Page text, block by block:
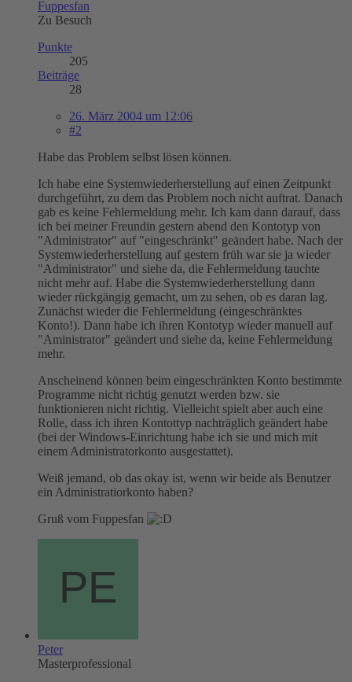
Fuppesfan
Zu Besuch
Punkte
205
Beiträge
28
26. März 2004 um 12:06
#2
Habe das Problem selbst lösen können.
Ich habe eine Systemwiederherstellung auf einen Zeitpunkt
durchgeführt, zu dem das Problem noch nicht auftrat. Danach
gab es keine Fehlermeldung mehr. Ich kam dann darauf, dass
ich bei meiner Freundin gestern abend den Kontotyp von
"Administrator" auf "eingeschränkt" geändert habe. Nach der
Systemwiederherstellung auf gestern früh war sie ja wieder
"Administrator" und siehe da, die Fehlermeldung tauchte
nicht mehr auf. Habe die Systemwiederherstellung dann
wieder rückgängig gemacht, um zu sehen, ob es daran lag.
Zunächst wieder die Fehlermeldung (eingeschränktes
Konto!). Dann habe ich ihren Kontotyp wieder manuell auf
"Aministrator" geändert und siehe da, keine Fehlermeldung
mehr.
Anscheinend können beim eingeschränkten Konto bestimmte
Programme nicht richtig genutzt werden bzw. sie
funktionieren nicht richtig. Vielleicht spielt aber auch eine
Rolle, dass ich ihren Kontottyp nachträglich geändert habe
(bei der Windows-Einrichtung habe ich sie und mich mit
einem Administratorkonto ausgestattet).
Weiß jemand, ob das okay ist, wenn wir beide als Benutzer
ein Administratiorkonto haben?
Gruß vom Fuppesfan
Peter
Masterprofessional